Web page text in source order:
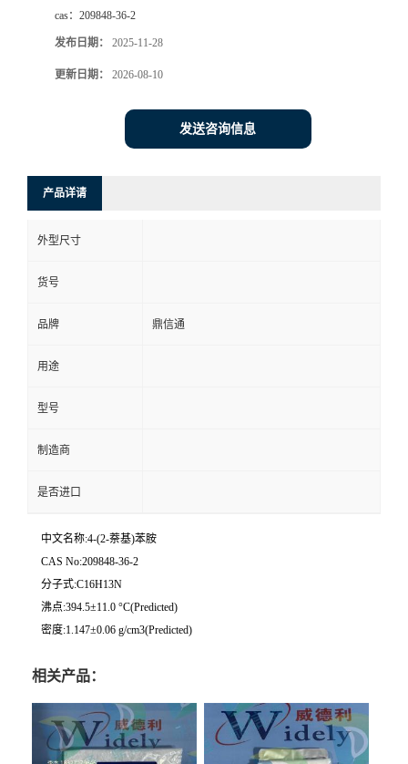
cas： 209848-36-2
发布日期： 2025-11-28
更新日期： 2026-08-10
发送咨询信息
产品详请
外型尺寸
货号
品牌 鼎信通
用途
型号
制造商
是否进口
中文名称:4-(2-萘基)苯胺
CAS No:209848-36-2
分子式:C16H13N
沸点:394.5±11.0 °C(Predicted)
密度:1.147±0.06 g/cm3(Predicted)
相关产品：